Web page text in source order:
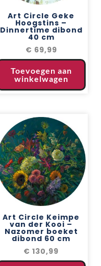
Art Circle Geke
Hoogstins –
Dinnertime dibond
40 cm
€ 69,99
Toevoegen aan
winkelwagen
Art Circle Keimpe
van der Kooi –
Nazomer boeket
dibond 60 cm
€ 130,99